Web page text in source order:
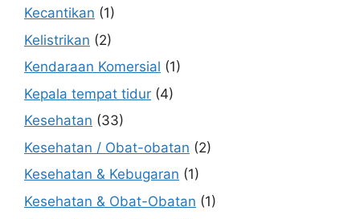
Kecantikan (1)
Kelistrikan (2)
Kendaraan Komersial (1)
Kepala tempat tidur (4)
Kesehatan (33)
Kesehatan / Obat-obatan (2)
Kesehatan & Kebugaran (1)
Kesehatan & Obat-Obatan (1)